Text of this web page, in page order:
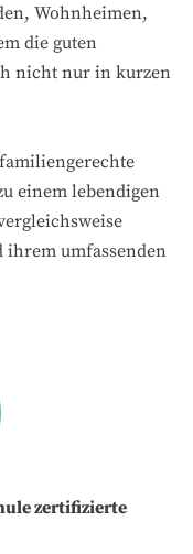
Wohnheimen,
die guten
nicht nur in kurzen
einem lebendigen
ihrem umfassenden
zertifizierte